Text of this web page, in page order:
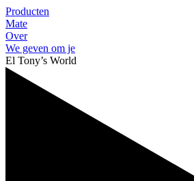
Producten
Mate
Over
We geven om je
El Tony’s World